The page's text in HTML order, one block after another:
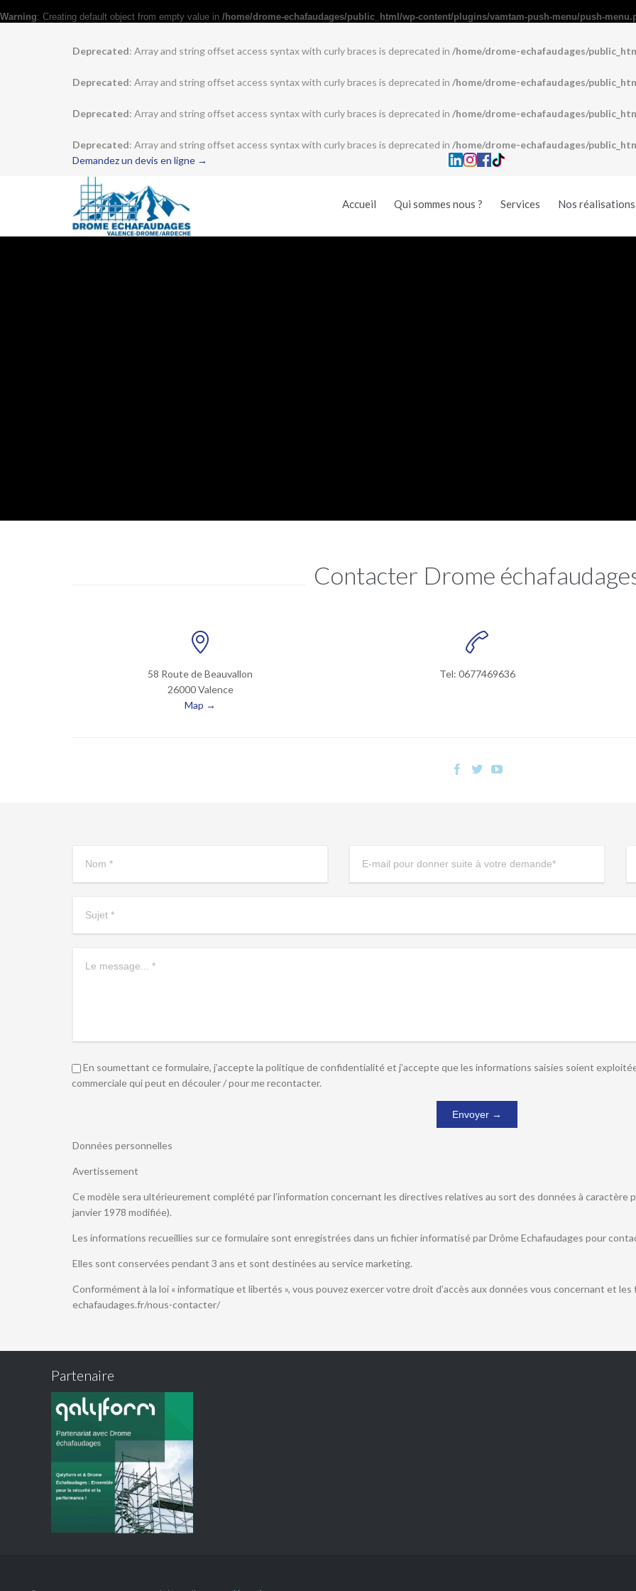
Warning: Creating default object from empty value in /home/drome-echafaudages/public_html/wp-content/plugins/vamtam-push-menu/push-
Deprecated: Array and string offset access syntax with curly braces is deprecated in /home/drome-echafaudages/
Deprecated: Array and string offset access syntax with curly braces is deprecated in /home/drome-echafaudages/
Deprecated: Array and string offset access syntax with curly braces is deprecated in /home/drome-echafaudages/
Deprecated: Array and string offset access syntax with curly braces is deprecated in /home/drome-echafaudages/
Demandez un devis en ligne →
Accueil Qui sommes nous ? Services Nos réalisations
Contacter Drome

58 Route de Beauvallon
26000 Valence
Map →

Tel: 0677469636
  
En soumettant ce formulaire, j’accepte la politique de confidentialité et j’accepte que les informations saisies soient
commerciale qui peut en découler / pour me recontacter.
Données personnelles
Avertissement
Ce modèle sera ultérieurement complété par l’information concernant les directives relatives au sort des données à caractère
janvier 1978 modifiée).
Les informations recueillies sur ce formulaire sont enregistrées dans un fichier informatisé par Drôme Echafaudages pour
Elles sont conservées pendant 3 ans et sont destinées au service marketing.
Conformément à la loi « informatique et libertés », vous pouvez exercer votre droit d’accès aux données vous concernant et
echafaudages.fr/nous-contacter/
Partenaire